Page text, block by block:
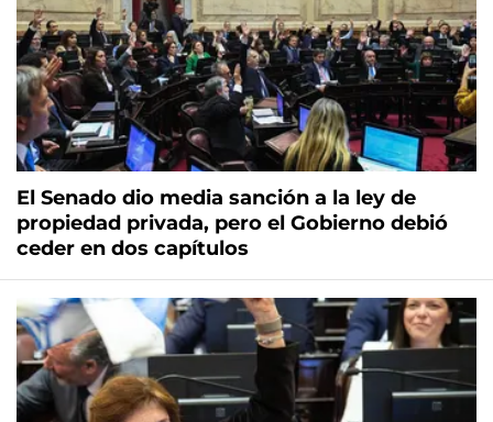
El Senado dio media sanción a la ley de
propiedad privada, pero el Gobierno debió
ceder en dos capítulos